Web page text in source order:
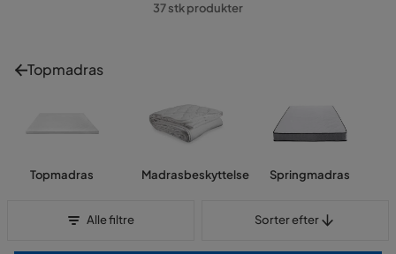
37 stk produkter
Topmadras
Topmadras Madrasbeskyttelse Springmadras
Alle filtre Sorter efter